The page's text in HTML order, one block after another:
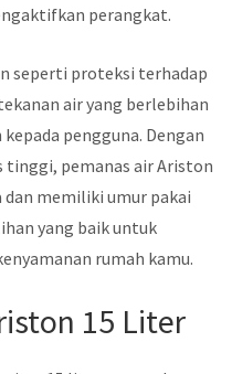
perangkat.
seperti proteksi terhadap
air yang berlebihan
pengguna. Dengan
tinggi, pemanas air Ariston
memiliki umur pakai
yang baik untuk
rumah kamu.
15 Liter